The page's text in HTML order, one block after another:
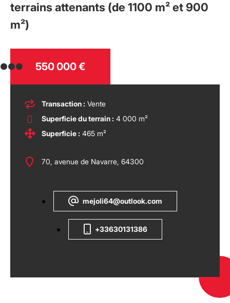
terrains attenants (de 1100 m² et 900
m²)
550 000 €
Transaction : Vente
Superficie du terrain : 4 000 m²
Superficie : 465 m²
70, avenue de Navarre, 64300
mejoli64@outlook.com
+33630131386